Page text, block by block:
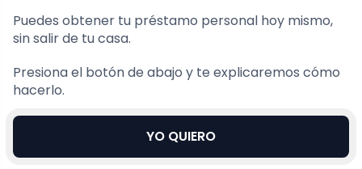
Puedes obtener tu préstamo personal hoy mismo,
sin salir de tu casa.
Presiona el botón de abajo y te explicaremos cómo
hacerlo.
YO QUIERO